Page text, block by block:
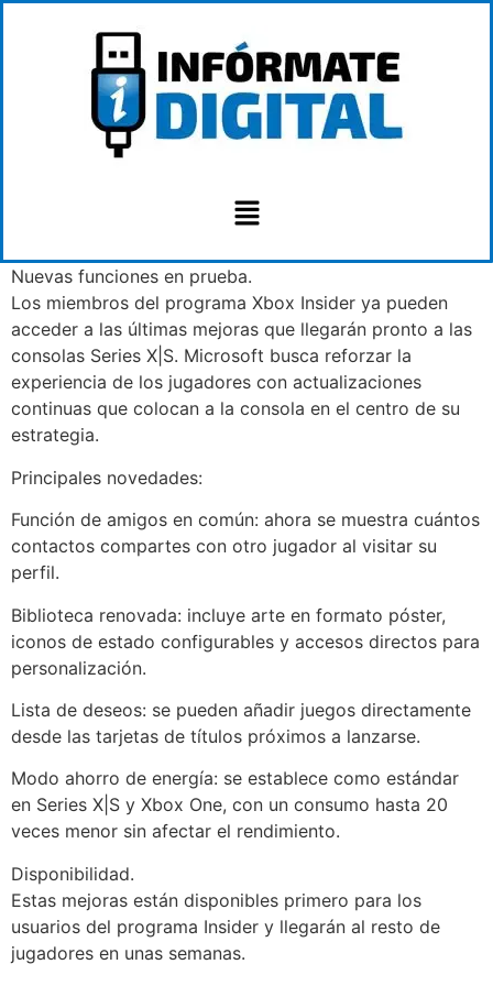
Nuevas funciones en prueba.
Los miembros del programa Xbox Insider ya pueden
acceder a las últimas mejoras que llegarán pronto a las
consolas Series X|S. Microsoft busca reforzar la
experiencia de los jugadores con actualizaciones
continuas que colocan a la consola en el centro de su
estrategia.
Principales novedades:
Función de amigos en común: ahora se muestra cuántos
contactos compartes con otro jugador al visitar su
perfil.
Biblioteca renovada: incluye arte en formato póster,
iconos de estado configurables y accesos directos para
personalización.
Lista de deseos: se pueden añadir juegos directamente
desde las tarjetas de títulos próximos a lanzarse.
Modo ahorro de energía: se establece como estándar
en Series X|S y Xbox One, con un consumo hasta 20
veces menor sin afectar el rendimiento.
Disponibilidad.
Estas mejoras están disponibles primero para los
usuarios del programa Insider y llegarán al resto de
jugadores en unas semanas.